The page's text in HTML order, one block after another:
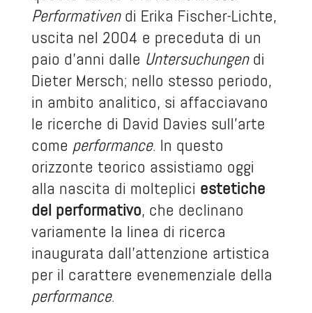
Performativendi Erika Fischer-Lichte,
uscita nel 2004 e preceduta di un
paio d’anni dalle Untersuchungendi
Dieter Mersch; nello stesso periodo,
in ambito analitico, si affacciavano
le ricerche di David Davies sull’arte
come performance. In questo
orizzonte teorico assistiamo oggi
alla nascita di molteplici estetiche
del performativo, che declinano
variamente la linea di ricerca
inaugurata dall’attenzione artistica
per il carattere evenemenziale della
performance.